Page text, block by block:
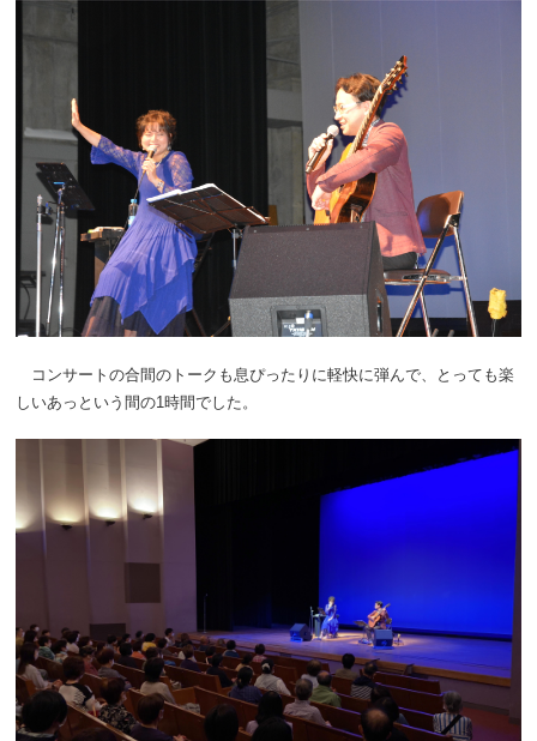
コンサートの合間のトークも息ぴったりに軽快に弾んで、とっても楽
しいあっという間の1時間でした。